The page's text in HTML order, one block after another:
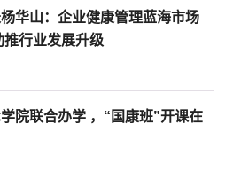
华山：企业健康管理蓝海市场
推行业发展升级
院联合办学 ，“国康班”开课在